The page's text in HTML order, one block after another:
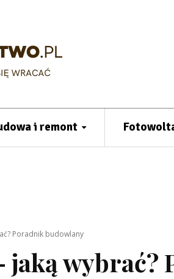
i remont
Poradnik budowlany
jaką wybrać?